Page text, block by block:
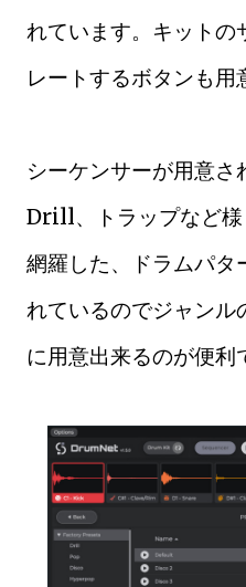
れています。キットの
レートするボタンも用
シーケンサーが用意さ
Drill、トラップなど様
網羅した、ドラムパタ
れているのでジャンル
に用意出来るのが便利